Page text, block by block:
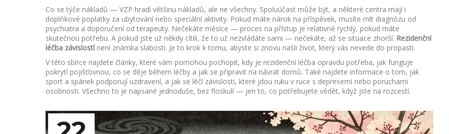
Co se týče nákladů — VZP hradí většinu nákladů, ale ne všechny. Spoluúčast může být, a některé centra mají i
doplňkové poplatky za ubytování nebo speciální aktivity. Pokud máte nárok na příspěvek, musíte mít diagnózu od
psychiatra a doporučení od terapeuty. Nečekáte měsíce — proces na přístup je relativně rychlý, pokud máte
skutečnou potřebu. A pokud jste už někdy cítili, že to už nezvládáte sami — nečekáte, až se situace zhorší. Rezidenční
léčba závislostínení známka slabosti. Je to krok k tomu, abyste si znovu našli život, který vás nevede do propasti.
V této sbírce najdete články, které vám pomohou pochopit, kdy je rezidenční léčba opravdu potřeba, jak funguje
pokrytí pojišťovnou, co se děje během léčby a jak se připravit na návrat domů. Také najdete informace o tom, jak
sport a spánek podporují uzdravení, a jak se léčí závislosti, které jdou ruku v ruce s depresemi nebo poruchami
osobnosti. Všechno to je napsané jednoduše, bez floskulí — jen to, co potřebujete vědět, když jste na rozcestí.